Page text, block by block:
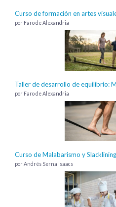
Curso de formación en artes
por Faro de Alexandria
Taller de desarrollo de equilibrio:
por Faro de Alexandria
Curso de Malabarismo y Slacklining
por Andrés Serna Isaacs